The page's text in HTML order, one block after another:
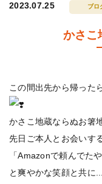
2023.07.25 ブロ
かさこ
この間出先から帰った
かさこ地蔵ならぬお箸
先日ご本人とお会いする
「Amazonで頼んでた
と爽やかな笑顔と共に